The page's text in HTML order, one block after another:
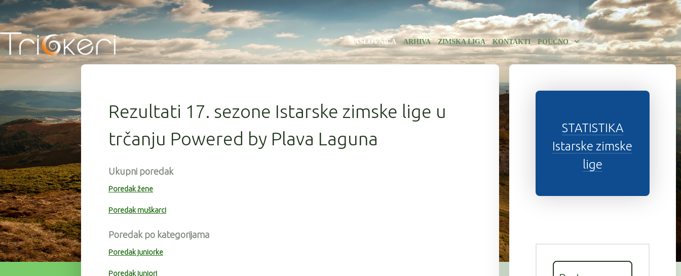
NASLOVNICA ARHIVA ZIMSKA LIGA KONTAKTI POUČNO
Rezultati 17. sezone Istarske zimske lige u
trčanju Powered by Plava Laguna
Ukupni poredak
Poredak žene
Poredak muškarci
Poredak po kategorijama
Poredak juniorke
Poredak juniori
STATISTIKA
Istarske zimske
lige